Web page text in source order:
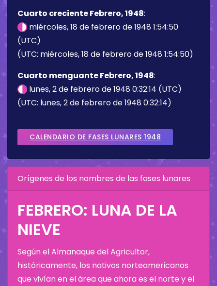
Cuarto creciente Febrero, 1948:
miércoles, 18 de febrero de 1948 1:54:50
(UTC)
(UTC: miércoles, 18 de febrero de 1948 1:54:50)
Cuarto menguante Febrero, 1948:
lunes, 2 de febrero de 1948 0:32:14 (UTC)
(UTC: lunes, 2 de febrero de 1948 0:32:14)
CALENDARIO DE FASES LUNARES 1948
Orígenes de los nombres de las fases lunares
FEBRERO: LUNA DE LA
NIEVE
Según el Almanaque del Agricultor,
históricamente, los nativos norteamericanos
que vivían en el área que ahora es el norte y el